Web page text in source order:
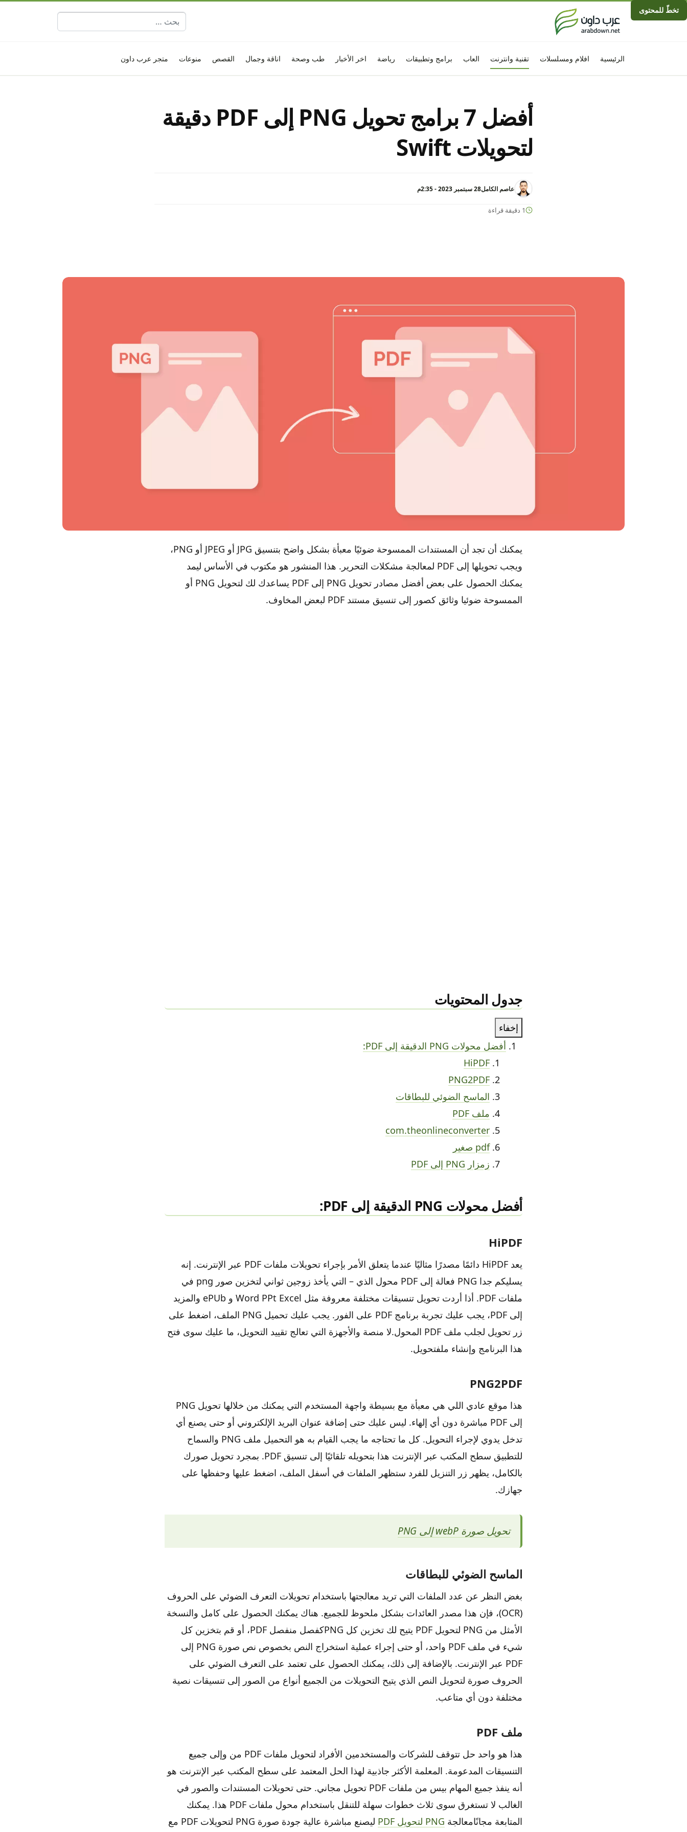
تخطّ للمحتوى
البحث عن:
الرئيسية افلام ومسلسلات تقنية وانترنت العاب برامج وتطبيقات رياضة اخر الأخبار طب وصحة اناقة وجمال القصص منوعات متجر عرب داون
أفضل 7 برامج تحويل PNG إلى PDF دقيقة
لتحويلات Swift
عاصم الكامل28 سبتمبر 2023 - 2:35م
1 دقيقة قراءة
يمكنك أن تجد أن المستندات الممسوحة ضوئيًا معبأة بشكل واضح بتنسيق JPG أو JPEG أو PNG،
ويجب تحويلها إلى PDF لمعالجة مشكلات التحرير. هذا المنشور هو مكتوب في الأساس ليمد
يمكنك الحصول على بعض أفضل مصادر تحويل PNG إلى PDF يساعدك لك لتحويل PNG أو
الممسوحة ضوئيا وثائق كصور إلى تنسيق مستند PDF لبعض المخاوف.
جدول المحتويات
إخفاء
أفضل محولات PNG الدقيقة إلى PDF:
HiPDF
PNG2PDF
الماسح الضوئي للبطاقات
ملف PDF
com.theonlineconverter
pdf صغير
زمزار PNG إلى PDF
أفضل محولات PNG الدقيقة إلى PDF:
HiPDF
يعد HiPDF دائمًا مصدرًا مثاليًا عندما يتعلق الأمر بإجراء تحويلات ملفات PDF عبر الإنترنت. إنه
يسليكم جدا PNG فعالة إلى PDF محول الذي – التي يأخذ زوجين ثواني لتخزين صور png في
ملفات PDF. أذا أردت تحويل تنسيقات مختلفة معروفة مثل Word PPt Excel و ePUb والمزيد
إلى PDF، يجب عليك تجربة برنامج PDF على الفور. يجب عليك تحميل PNG الملف، اضغط على
زر تحويل لجلب ملف PDF المحول.لا منصة والأجهزة التي تعالج تقييد التحويل، ما عليك سوى فتح
هذا البرنامج وإنشاء ملفتحويل.
PNG2PDF
هذا موقع عادي اللي هي معبأة مع بسيطة واجهة المستخدم التي يمكنك من خلالها تحويل PNG
إلى PDF مباشرة دون أي إلهاء. ليس عليك حتى إضافة عنوان البريد الإلكتروني أو حتى يصنع أي
تدخل يدوي لإجراء التحويل. كل ما تحتاجه ما يجب القيام به هو التحميل ملف PNG والسماح
للتطبيق سطح المكتب عبر الإنترنت هذا بتحويله تلقائيًا إلى تنسيق PDF. بمجرد تحويل صورك
بالكامل، يظهر زر التنزيل للفرد ستظهر الملفات في أسفل الملف، اضغط عليها وحفظها على
جهازك.
تحويل صورة webP إلى PNG
الماسح الضوئي للبطاقات
بغض النظر عن عدد الملفات التي تريد معالجتها باستخدام تحويلات التعرف الضوئي على الحروف
(OCR)، فإن هذا مصدر العائدات بشكل ملحوظ للجميع. هناك يمكنك الحصول على كامل والنسخة
الأمثل من PNG لتحويل PDF يتيح لك تخزين كل PNGكفصل منفصل PDF، أو قم بتخزين كل
شيء في ملف PDF واحد، أو حتى إجراء عملية استخراج النص بخصوص نص صورة PNG إلى
PDF عبر الإنترنت. بالإضافة إلى ذلك، يمكنك الحصول على تعتمد على التعرف الضوئي على
الحروف صورة لتحويل النص الذي يتيح التحويلات من الجميع أنواع من الصور إلى تنسيقات نصية
مختلفة دون أي متاعب.
ملف PDF
هذا هو واحد حل تتوقف للشركات والمستخدمين الأفراد لتحويل ملفات PDF من وإلى جميع
التنسيقات المدعومة. المعلمة الأكثر جاذبية لهذا الحل المعتمد على سطح المكتب عبر الإنترنت هو
أنه ينفذ جميع المهام بيس من ملفات PDF تحويل مجاني. حتى تحويلات المستندات والصور في
الغالب لا تستغرق سوى ثلاث خطوات سهلة للتنقل باستخدام محول ملفات PDF هذا. يمكنك
المتابعة مجانًامعالجة PNG لتحويل PDF
ليصنع مباشرة عالية جودة صورة PNG لتحويلات PDF مع